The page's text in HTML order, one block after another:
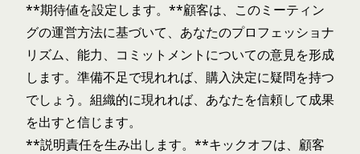
**期待値を設定します。**顧客は、このミーティン
グの運営方法に基づいて、あなたのプロフェッショナ
リズム、能力、コミットメントについての意見を形成
します。準備不足で現れれば、購入決定に疑問を持つ
でしょう。組織的に現れれば、あなたを信頼して成果
を出すと信じます。
**説明責任を生み出します。**キックオフは、顧客